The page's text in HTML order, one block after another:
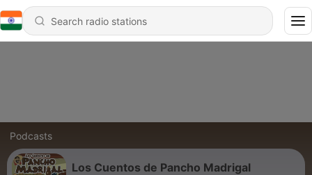
Podcasts
Los Cuentos de Pancho Madrigal